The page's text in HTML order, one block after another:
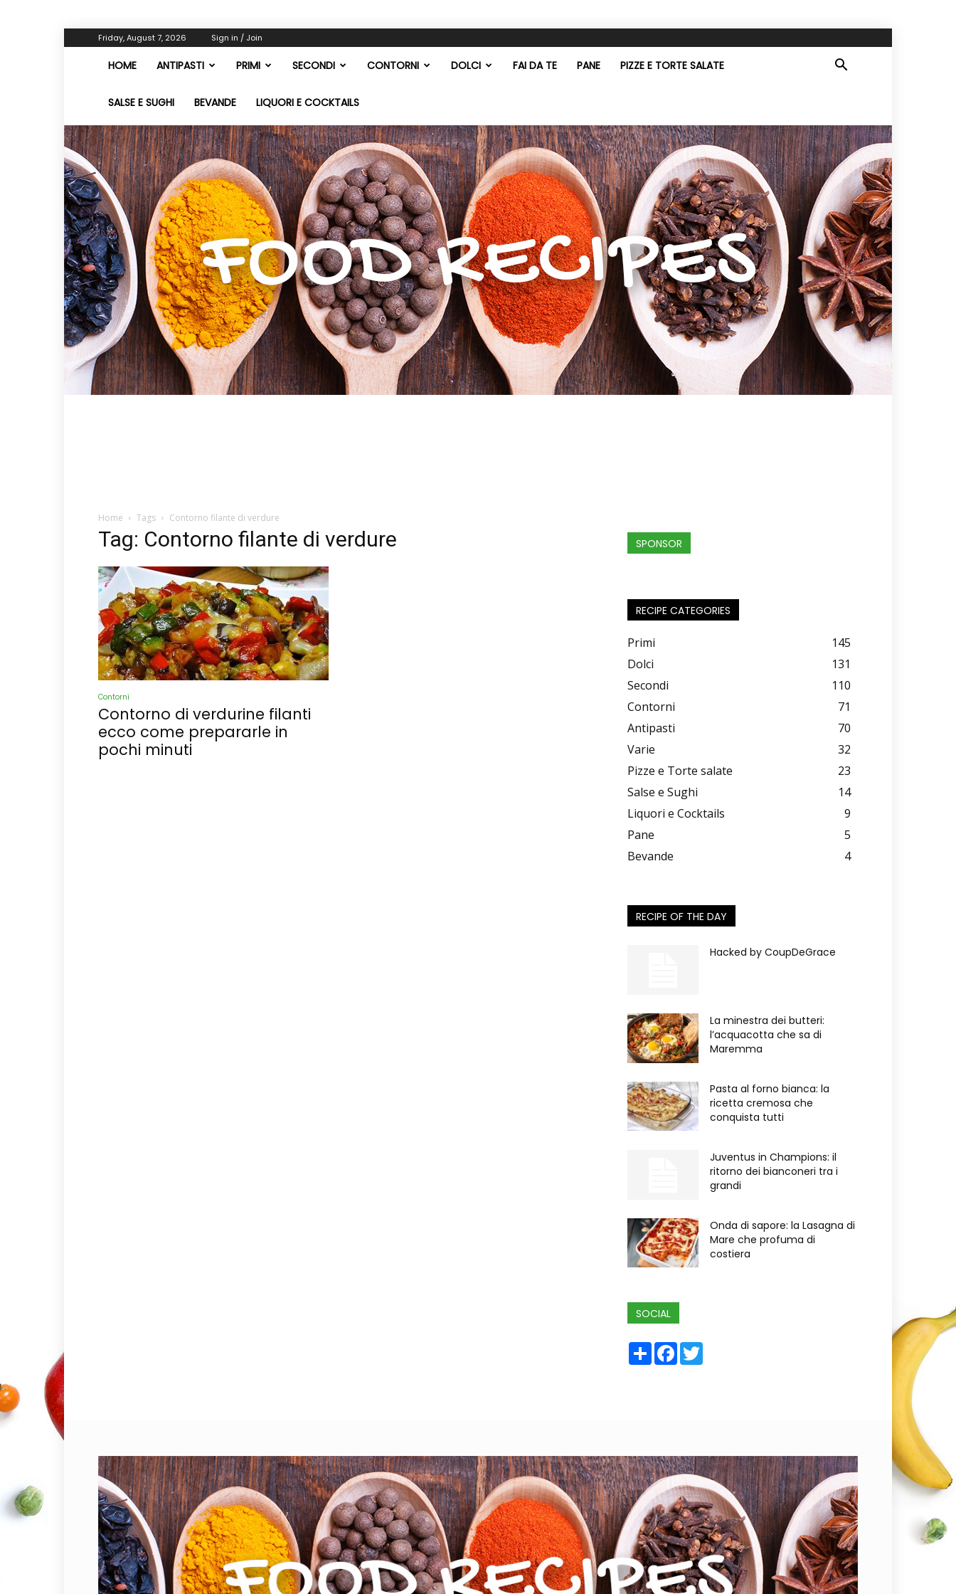
Friday, August 7, 2026 Sign in / Join
HOME ANTIPASTI PRIMI SECONDI CONTORNI DOLCI FAI DA TE PANE PIZZE E TORTE SALATE
SALSE E SUGHI BEVANDE LIQUORI E COCKTAILS
Home Tags Contorno filante di verdure
Tag: Contorno filante di verdure
Contorni
Contorno di verdurine filanti
ecco come prepararle in
pochi minuti
SPONSOR
RECIPE CATEGORIES
Primi
145
Dolci
131
Secondi
110
Contorni
71
Antipasti
70
Varie
32
Pizze e Torte salate
23
Salse e Sughi
14
Liquori e Cocktails
9
Pane
5
Bevande
4
RECIPE OF THE DAY
Hacked by CoupDeGrace
La minestra dei butteri:
l’acquacotta che sa di
Maremma
Pasta al forno bianca: la
ricetta cremosa che
conquista tutti
Juventus in Champions: il
ritorno dei bianconeri tra i
grandi
Onda di sapore: la Lasagna di
Mare che profuma di
costiera
SOCIAL
ShareFacebook